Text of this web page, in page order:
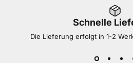
Schnelle
Die Lieferung erfolgt in 1-2